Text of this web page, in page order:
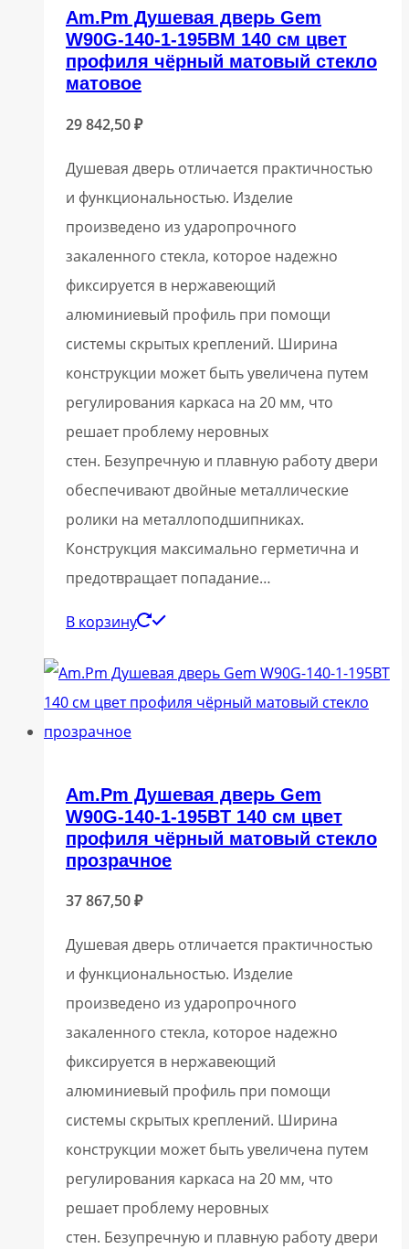
Am.Pm Душевая дверь Gem
W90G-140-1-195BM 140 см цвет
профиля чёрный матовый стекло
матовое
29 842,50₽
Душевая дверь отличается практичностью
и функциональностью. Изделие
произведено из ударопрочного
закаленного стекла, которое надежно
фиксируется в нержавеющий
алюминиевый профиль при помощи
системы скрытых креплений. Ширина
конструкции может быть увеличена путем
регулирования каркаса на 20 мм, что
решает проблему неровных
стен. Безупречную и плавную работу двери
обеспечивают двойные металлические
ролики на металлоподшипниках.
Конструкция максимально герметична и
предотвращает попадание…
В корзину
Am.Pm Душевая дверь Gem
W90G-140-1-195BT 140 см цвет
профиля чёрный матовый стекло
прозрачное
37 867,50₽
Душевая дверь отличается практичностью
и функциональностью. Изделие
произведено из ударопрочного
закаленного стекла, которое надежно
фиксируется в нержавеющий
алюминиевый профиль при помощи
системы скрытых креплений. Ширина
конструкции может быть увеличена путем
регулирования каркаса на 20 мм, что
решает проблему неровных
стен. Безупречную и плавную работу двери